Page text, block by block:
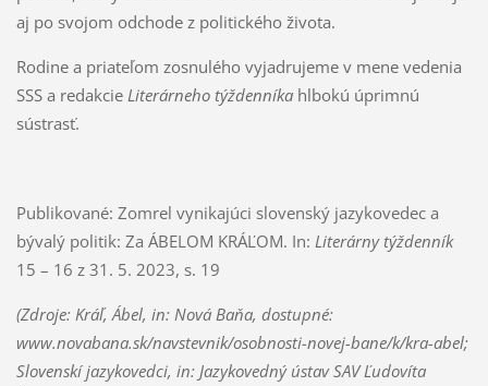
aj po svojom odchode z politického života.
Rodine a priateľom zosnulého vyjadrujeme v mene vedenia
SSS a redakcie Literárneho týždenníkahlbokú úprimnú
sústrasť.
Publikované: Zomrel vynikajúci slovenský jazykovedec a
bývalý politik: Za ÁBELOM KRÁĽOM. In: Literárny týždenník
15 – 16 z 31. 5. 2023, s. 19
(Zdroje: Kráľ, Ábel, in: Nová Baňa, dostupné:
www.novabana.sk/navstevnik/osobnosti-novej-bane/k/kra-abel;
Slovenskí jazykovedci, in: Jazykovedný ústav SAV Ľudovíta